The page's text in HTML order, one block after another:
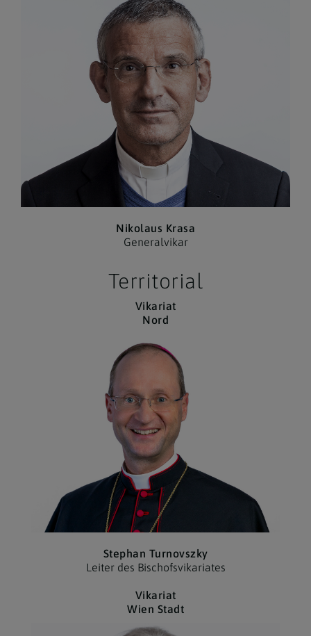
Nikolaus Krasa
Generalvikar
Territorial
Vikariat
Nord
Stephan Turnovszky
Leiter des Bischofs­vikariates
Vikariat
Wien Stadt